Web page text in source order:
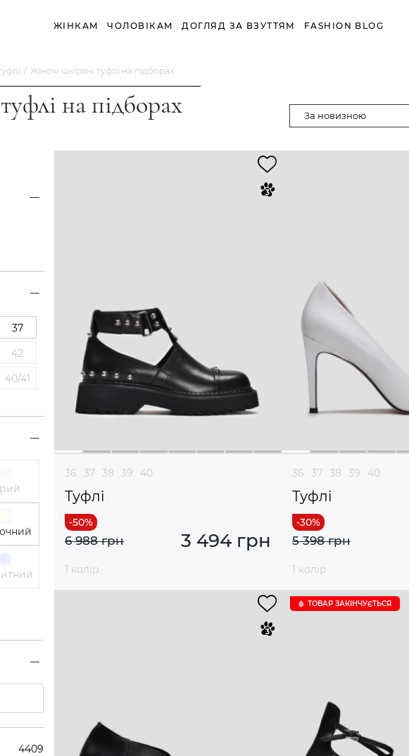
ЖІНКАМ ЧОЛОВІКАМ ДОГЛЯД ЗА ВЗУТТЯМ FASHION BLOG
Жіночі шкіряні туфлі на підборах
на підборах За новизною
37
42
40/41
4409
36 37 38 39 40
Туфлі
3 494 грн
6 988 грн
1 колір
36 37 38 39 40
Туфлі
5 398 грн
1 колір
ТОВАР ЗАКІНЧУЄTЬСЯ